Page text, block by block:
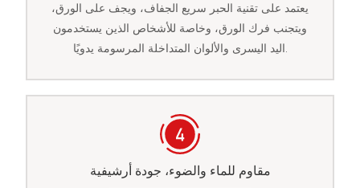
يعتمد على تقنية الحبر سريع الجفاف، ويجف على الورق،
ويتجنب فرك الورق، وخاصة للأشخاص الذين يستخدمون
اليد اليسرى والألوان المتداخلة المرسومة يدويًا.
مقاوم للماء والضوء، جودة أرشيفية